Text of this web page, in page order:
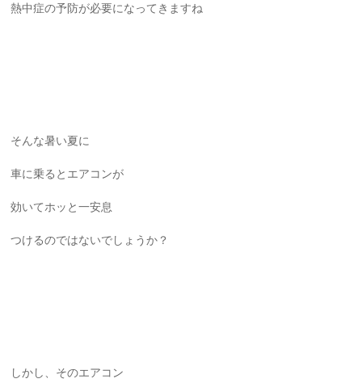
熱中症の予防が必要になってきますね
そんな暑い夏に
車に乗るとエアコンが
効いてホッと一安息
つけるのではないでしょうか？
しかし、そのエアコン